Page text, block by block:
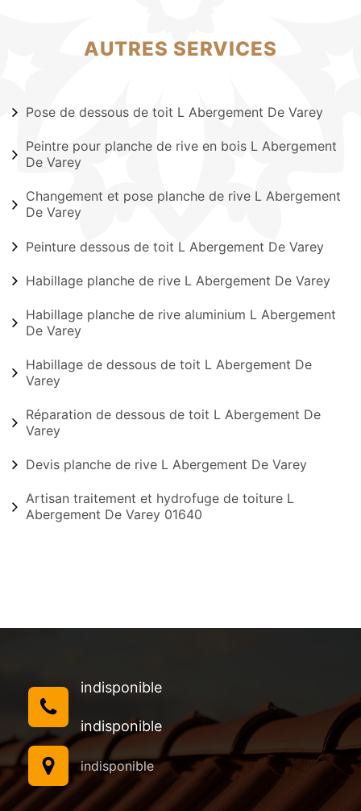
AUTRES SERVICES
Pose de dessous de toit L Abergement De Varey
Peintre pour planche de rive en bois L Abergement
De Varey
Changement et pose planche de rive L Abergement
De Varey
Peinture dessous de toit L Abergement De Varey
Habillage planche de rive L Abergement De Varey
Habillage planche de rive aluminium L Abergement
De Varey
Habillage de dessous de toit L Abergement De
Varey
Réparation de dessous de toit L Abergement De
Varey
Devis planche de rive L Abergement De Varey
Artisan traitement et hydrofuge de toiture L
Abergement De Varey 01640
indisponible
indisponible
indisponible